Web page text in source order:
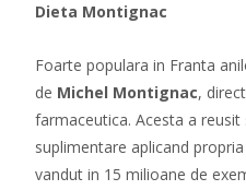
Dieta Montignac
Foarte populara in Franta
de Michel Montignac,
farmaceutica. Acesta a
suplimentare aplicand
vandut in 15 milioane de